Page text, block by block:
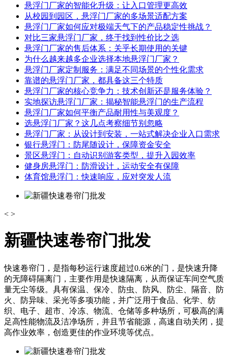
悬浮门厂家的智能化升级：让入口管理更高效
从校园到园区，悬浮门厂家的多场景适配方案
悬浮门厂家如何应对极端天气下的产品稳定性挑战？
对比三家悬浮门厂家，终于找到性价比之选
悬浮门厂家的售后体系：关乎长期使用的关键
为什么越来越多企业选择本地悬浮门厂家？
悬浮门厂家定制服务：满足不同场景的个性化需求
靠谱的悬浮门厂家，都具备这三个特质
悬浮门厂家的核心竞争力：技术创新还是服务体验？
实地探访悬浮门厂家：揭秘智能悬浮门的生产流程
悬浮门厂家如何平衡产品耐用性与美观度？
选悬浮门厂家？这几点考察细节别忽略
悬浮门厂家：从设计到安装，一站式解决企业入口需求
银行悬浮门：防尾随设计，保障资金安全
景区悬浮门：自动识别游客类型，提升入园效率
健身房悬浮门：防滑设计，运动安全有保障
体育馆悬浮门：快速响应，应对突发人流
< >
新疆快速卷帘门批发
快速卷帘门，是指每秒运行速度超过0.6米的门，是快速升降
的无障碍隔离门，主要作用是快速隔离，从而保证车间空气质
量无尘等级。具有保温、保冷、防虫、防风、防尘、隔音、防
火、防异味、采光等多项功能，并广泛用于食品、化学、纺
织、电子、超市、冷冻、物流、仓储等多种场所，可极高的满
足高性能物流及洁净场所，并且节省能源，高速自动关闭，提
高作业效率，创造更佳的作业环境等优点。